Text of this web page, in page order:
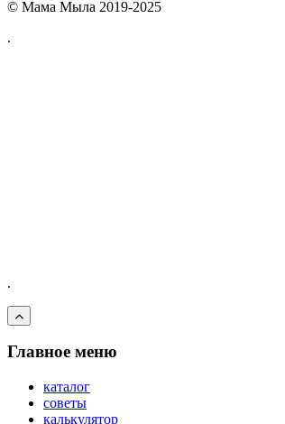
© Мама Мыла 2019-2025
.
.
Главное меню
каталог
советы
калькулятор